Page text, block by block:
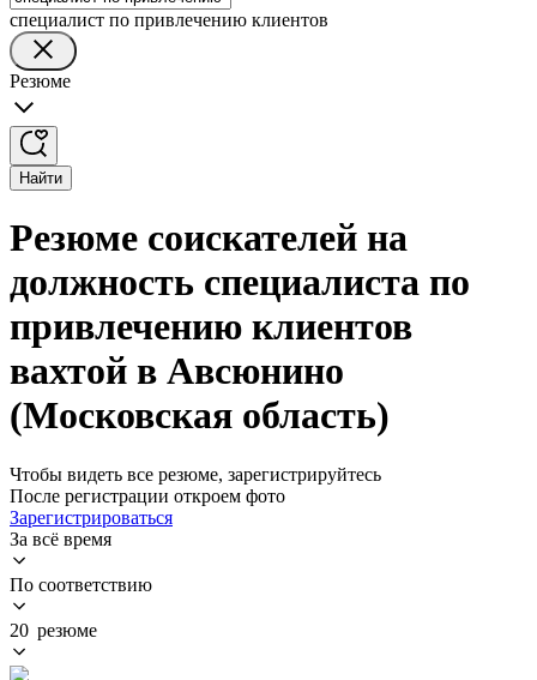
специалист по привлечению клиентов
Резюме
Найти
Резюме соискателей на
должность специалиста по
привлечению клиентов
вахтой в Авсюнино
(Московская область)
Чтобы видеть все резюме, зарегистрируйтесь
После регистрации откроем фото
Зарегистрироваться
За всё время
По соответствию
20 резюме